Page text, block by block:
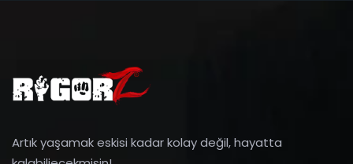
Artık yaşamak eskisi kadar kolay değil, hayatta